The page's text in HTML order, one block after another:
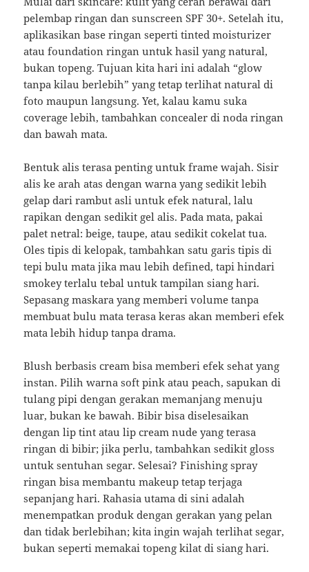
pelembap ringan dan sunscreen SPF 30+. Setelah itu,
aplikasikan base ringan seperti tinted moisturizer
atau foundation ringan untuk hasil yang natural,
bukan topeng. Tujuan kita hari ini adalah “glow
tanpa kilau berlebih” yang tetap terlihat natural di
foto maupun langsung. Yet, kalau kamu suka
coverage lebih, tambahkan concealer di noda ringan
dan bawah mata.
Bentuk alis terasa penting untuk frame wajah. Sisir
alis ke arah atas dengan warna yang sedikit lebih
gelap dari rambut asli untuk efek natural, lalu
rapikan dengan sedikit gel alis. Pada mata, pakai
palet netral: beige, taupe, atau sedikit cokelat tua.
Oles tipis di kelopak, tambahkan satu garis tipis di
tepi bulu mata jika mau lebih defined, tapi hindari
smokey terlalu tebal untuk tampilan siang hari.
Sepasang maskara yang memberi volume tanpa
membuat bulu mata terasa keras akan memberi efek
mata lebih hidup tanpa drama.
Blush berbasis cream bisa memberi efek sehat yang
instan. Pilih warna soft pink atau peach, sapukan di
tulang pipi dengan gerakan memanjang menuju
luar, bukan ke bawah. Bibir bisa diselesaikan
dengan lip tint atau lip cream nude yang terasa
ringan di bibir; jika perlu, tambahkan sedikit gloss
untuk sentuhan segar. Selesai? Finishing spray
ringan bisa membantu makeup tetap terjaga
sepanjang hari. Rahasia utama di sini adalah
menempatkan produk dengan gerakan yang pelan
dan tidak berlebihan; kita ingin wajah terlihat segar,
bukan seperti memakai topeng kilat di siang hari.